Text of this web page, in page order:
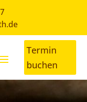
Termin
buchen